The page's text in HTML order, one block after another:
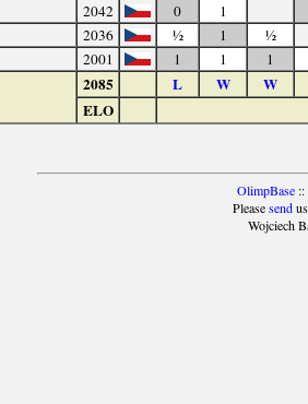
2042 0
1
2036 ½ 1
½
2001 1 1 1
2085 L W
W
ELO
OlimpBase::
Pleasesendus
Wojciech